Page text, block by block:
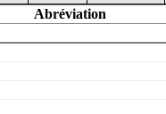
Abréviation